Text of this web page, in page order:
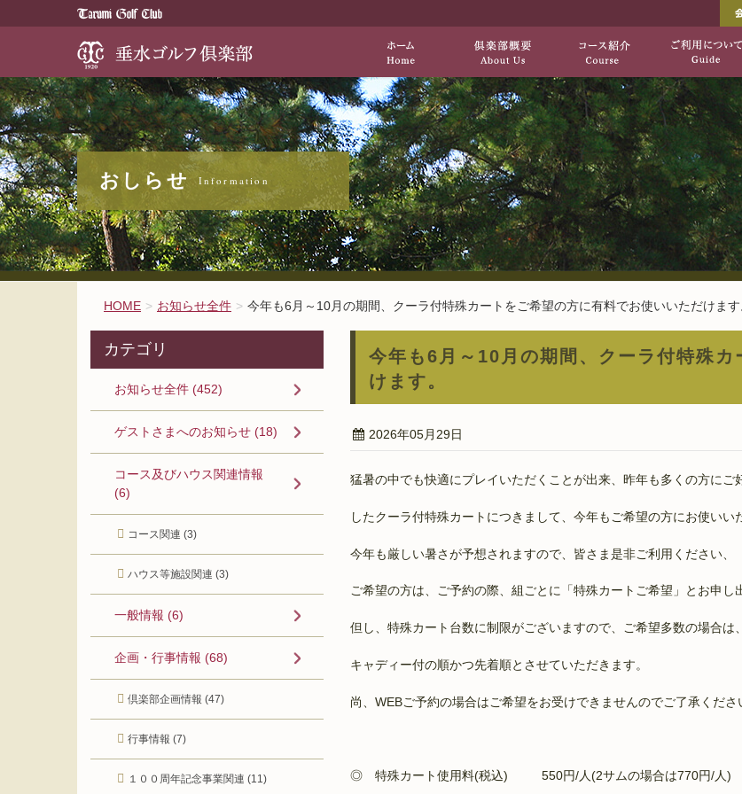
歴史と伝統が醸し出す、自然を生かした上質のコース「
垂水ゴルフ倶楽部[公
HOME 倶楽部概要 コ
お知らせ全件
HOME お知らせ全件 今年も6月～10月の期間、クーラ付特殊カートをご希望の方に有料でお使いいただけます
今年も6月～10月の期間、クーラ付特殊
けます。
2026年05月29日
猛暑の中でも快適にプレイいただくことが出来、昨年も多くの方にご
したクーラ付特殊カートにつきまして、今年もご希望の方にお使いい
今年も厳しい暑さが予想されますので、皆さま是非ご利用ください、
ご希望の方は、ご予約の際、組ごとに「特殊カートご希望」とお申し
但し、特殊カート台数に制限がございますので、ご希望多数の場合は
キャディー付の順かつ先着順とさせていただきます。
尚、WEBご予約の場合はご希望をお受けできませんのでご了承くださ
◎ 特殊カート使用料(税込) 550円/人(2サムの場合は770円/人)
カテゴリ
お知らせ全件 (452)
ゲストさまへのお知らせ (18)
コース及びハウス関連情報
(6)
コース関連 (3)
ハウス等施設関連 (3)
一般情報 (6)
企画・行事情報 (68)
倶楽部企画情報 (47)
行事情報 (7)
１００周年記念事業関連 (11)